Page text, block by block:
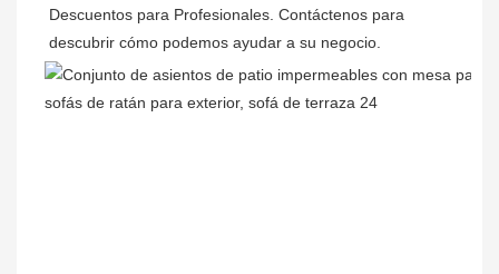
Descuentos para Profesionales. Contáctenos para
descubrir cómo podemos ayudar a su negocio.